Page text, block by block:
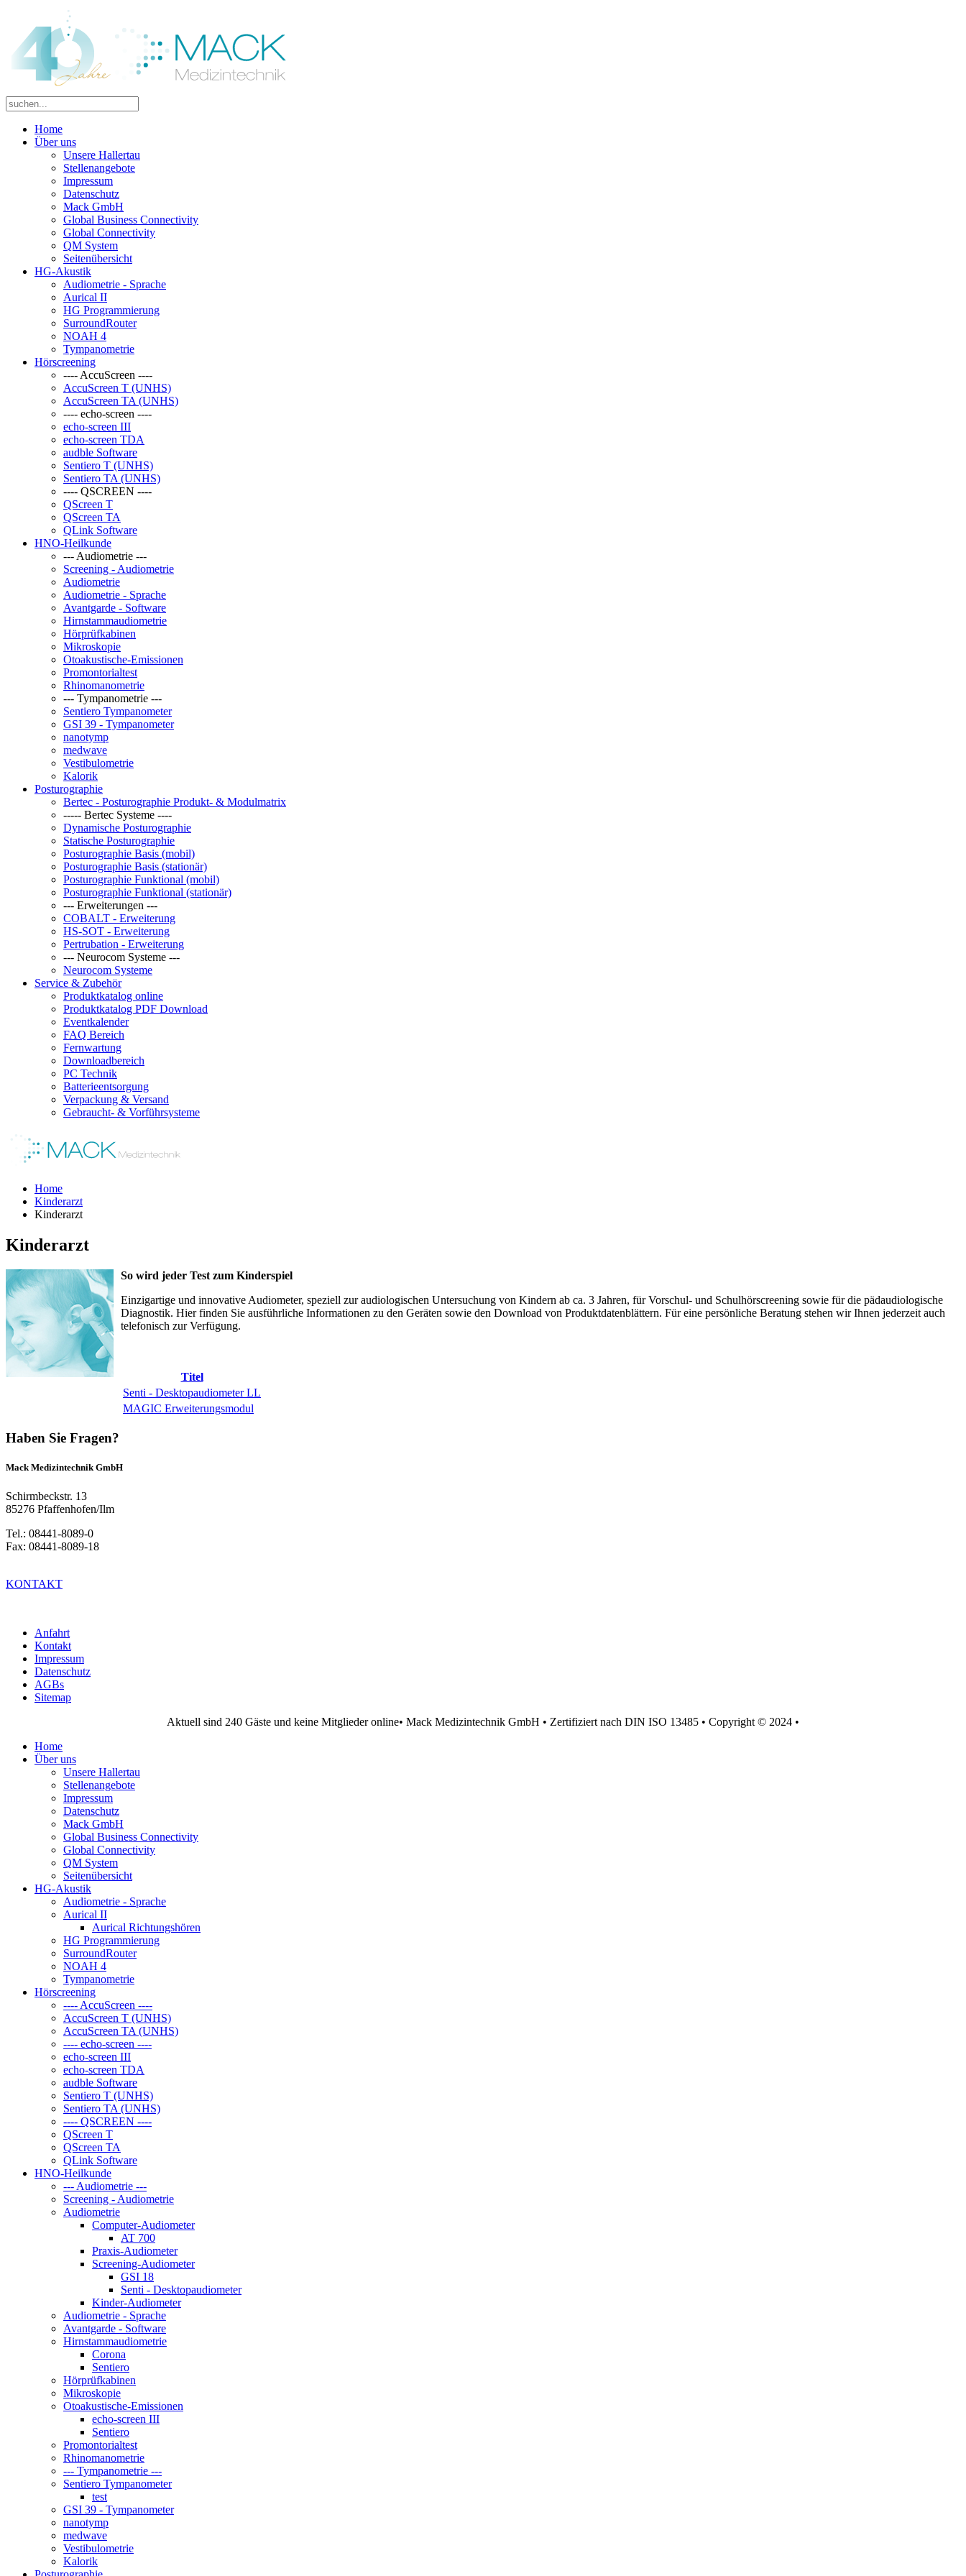
Home
Über uns
Unsere Hallertau
Stellenangebote
Impressum
Datenschutz
Mack GmbH
Global Business Connectivity
Global Connectivity
QM System
Seitenübersicht
HG-Akustik
Audiometrie - Sprache
Aurical II
HG Programmierung
SurroundRouter
NOAH 4
Tympanometrie
Hörscreening
---- AccuScreen ----
AccuScreen T (UNHS)
AccuScreen TA (UNHS)
---- echo-screen ----
echo-screen III
echo-screen TDA
audble Software
Sentiero T (UNHS)
Sentiero TA (UNHS)
---- QSCREEN ----
QScreen T
QScreen TA
QLink Software
HNO-Heilkunde
--- Audiometrie ---
Screening - Audiometrie
Audiometrie
Audiometrie - Sprache
Avantgarde - Software
Hirnstammaudiometrie
Hörprüfkabinen
Mikroskopie
Otoakustische-Emissionen
Promontorialtest
Rhinomanometrie
--- Tympanometrie ---
Sentiero Tympanometer
GSI 39 - Tympanometer
nanotymp
medwave
Vestibulometrie
Kalorik
Posturographie
Bertec - Posturographie Produkt- & Modulmatrix
----- Bertec Systeme ----
Dynamische Posturographie
Statische Posturographie
Posturographie Basis (mobil)
Posturographie Basis (stationär)
Posturographie Funktional (mobil)
Posturographie Funktional (stationär)
--- Erweiterungen ---
COBALT - Erweiterung
HS-SOT - Erweiterung
Pertrubation - Erweiterung
--- Neurocom Systeme ---
Neurocom Systeme
Service & Zubehör
Produktkatalog online
Produktkatalog PDF Download
Eventkalender
FAQ Bereich
Fernwartung
Downloadbereich
PC Technik
Batterieentsorgung
Verpackung & Versand
Gebraucht- & Vorführsysteme
Home
Kinderarzt
Kinderarzt
Kinderarzt
So wird jeder Test zum Kinderspiel
Einzigartige und innovative Audiometer, speziell zur audiologischen Untersuchung von Kindern ab ca. 3 Jahren, für Vorschul- und Schulhörscreening sowie für die pädaudiologische
Diagnostik. Hier finden Sie ausführliche Informationen zu den Geräten sowie den Download von Produktdatenblättern. Für eine persönliche Beratung stehen wir Ihnen jederzeit auch
telefonisch zur Verfügung.
Titel
Senti - Desktopaudiometer LL
MAGIC Erweiterungsmodul
Haben Sie Fragen?
Mack Medizintechnik GmbH
Schirmbeckstr. 13
85276 Pfaffenhofen/Ilm
Tel.: 08441-8089-0
Fax: 08441-8089-18
KONTAKT
Anfahrt
Kontakt
Impressum
Datenschutz
AGBs
Sitemap
Aktuell sind 240 Gäste und keine Mitglieder online• Mack Medizintechnik GmbH • Zertifiziert nach DIN ISO 13485 • Copyright © 2024 •
Home
Über uns
Unsere Hallertau
Stellenangebote
Impressum
Datenschutz
Mack GmbH
Global Business Connectivity
Global Connectivity
QM System
Seitenübersicht
HG-Akustik
Audiometrie - Sprache
Aurical II
Aurical Richtungshören
HG Programmierung
SurroundRouter
NOAH 4
Tympanometrie
Hörscreening
---- AccuScreen ----
AccuScreen T (UNHS)
AccuScreen TA (UNHS)
---- echo-screen ----
echo-screen III
echo-screen TDA
audble Software
Sentiero T (UNHS)
Sentiero TA (UNHS)
---- QSCREEN ----
QScreen T
QScreen TA
QLink Software
HNO-Heilkunde
--- Audiometrie ---
Screening - Audiometrie
Audiometrie
Computer-Audiometer
AT 700
Praxis-Audiometer
Screening-Audiometer
GSI 18
Senti - Desktopaudiometer
Kinder-Audiometer
Audiometrie - Sprache
Avantgarde - Software
Hirnstammaudiometrie
Corona
Sentiero
Hörprüfkabinen
Mikroskopie
Otoakustische-Emissionen
echo-screen III
Sentiero
Promontorialtest
Rhinomanometrie
--- Tympanometrie ---
Sentiero Tympanometer
test
GSI 39 - Tympanometer
nanotymp
medwave
Vestibulometrie
Kalorik